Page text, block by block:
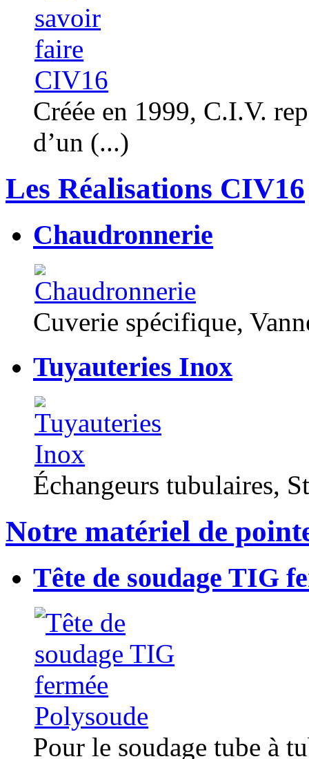
Créée en 1999, C.I.V.
d’un (...)
Les Réalisations CIV16
Chaudronnerie
Cuverie spécifique,
Tuyauteries Inox
Échangeurs tubulaires,
Notre matériel de
Tête de soudage TIG
Pour le soudage tube à